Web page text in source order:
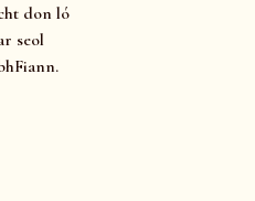
don ló
seol